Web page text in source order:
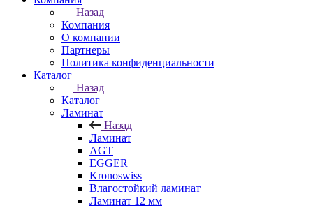
Назад
Компания
О компании
Партнеры
Политика конфиденциальности
Каталог
Назад
Каталог
Ламинат
Назад
Ламинат
AGT
EGGER
Kronoswiss
Влагостойкий ламинат
Ламинат 12 мм